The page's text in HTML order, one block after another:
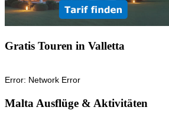
Gratis Touren in Valletta
Malta Ausflüge & Aktivitäten